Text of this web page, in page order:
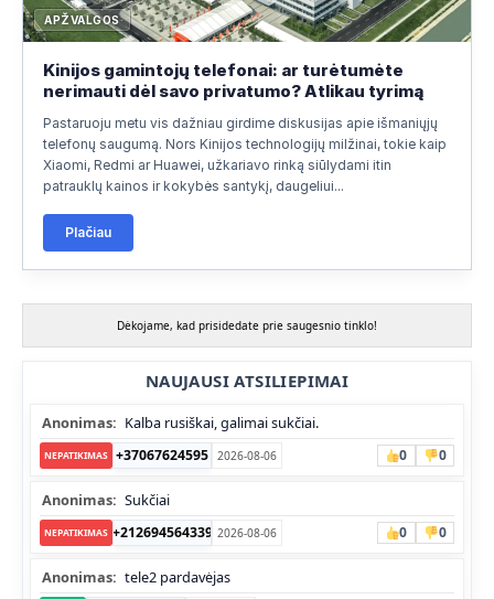
APŽVALGOS
Kinijos gamintojų telefonai: ar turėtumėte
nerimauti dėl savo privatumo? Atlikau tyrimą
Pastaruoju metu vis dažniau girdime diskusijas apie išmaniųjų
telefonų saugumą. Nors Kinijos technologijų milžinai, tokie kaip
Xiaomi, Redmi ar Huawei, užkariavo rinką siūlydami itin
patrauklų kainos ir kokybės santykį, daugeliui...
Plačiau
Dėkojame, kad prisidedate prie saugesnio tinklo!
NAUJAUSI ATSILIEPIMAI
Anonimas: Kalba rusiškai, galimai sukčiai.
NEPATIKIMAS +37067624595 2026-08-06 0 0
Anonimas: Sukčiai
NEPATIKIMAS +212694564339 2026-08-06 0 0
Anonimas: tele2 pardavėjas